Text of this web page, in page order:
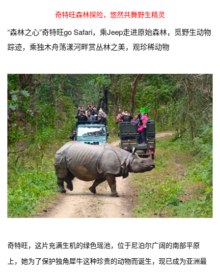
奇特旺森林探险，悠然共舞野生精灵
“森林之心”奇特旺go Safari，乘Jeep走进原始森林，觅野生动物
踪迹，乘独木舟荡漾河畔赏丛林之美，观珍稀动物
奇特旺，这片充满生机的绿色瑶池，位于尼泊尔广阔的南部平原
上，她为了保护独角犀牛这种珍贵的动物而诞生，现已成为亚洲最